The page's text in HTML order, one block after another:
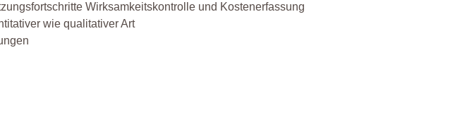
Wirksamkeitskontrolle und Kostenerfassung
wie qualitativer Art